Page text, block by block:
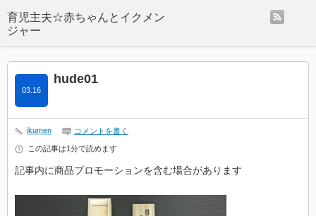
hude01
03.16
ikumen コメントを書く
この記事は1分で読めます
記事内に商品プロモーションを含む場合があります